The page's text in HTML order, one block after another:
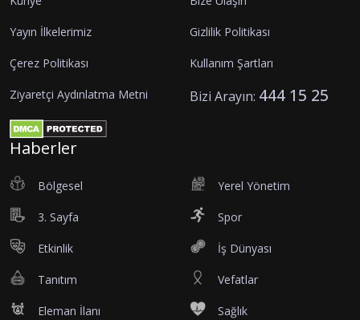
Yayın İlkelerimiz Gizlilik Politikası
Çerez Politikası Kullanım Şartları
Ziyaretçi Aydınlatma Metni Bizi Arayın: 444 15 25
Haberler
Bölgesel Yerel Yönetim
3. Sayfa Spor
Etkinlik İş Dünyası
Tanıtım Vefatlar
Eleman İlanı Sağlık